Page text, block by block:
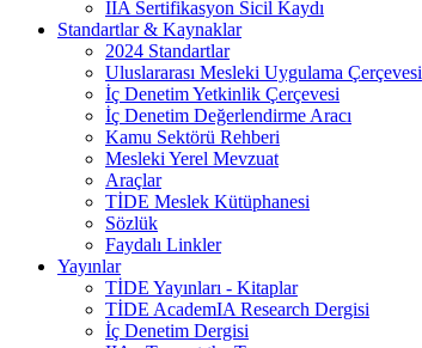
IIA Sertifikasyon Sicil Kaydı
Standartlar & Kaynaklar
2024 Standartlar
Uluslararası Mesleki Uygulama Çerçevesi
İç Denetim Yetkinlik Çerçevesi
İç Denetim Değerlendirme Aracı
Kamu Sektörü Rehberi
Mesleki Yerel Mevzuat
Araçlar
TİDE Meslek Kütüphanesi
Sözlük
Faydalı Linkler
Yayınlar
TİDE Yayınları - Kitaplar
TİDE AcademIA Research Dergisi
İç Denetim Dergisi